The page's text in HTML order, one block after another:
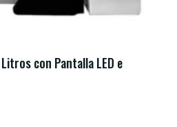
con Pantalla LED e